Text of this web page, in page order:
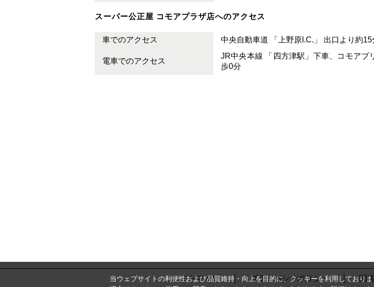
スーパー公正屋 コモアプラザ店へのアクセス
車でのアクセス 中央自動車道 「上野原I.C.」 出口より約15
電車でのアクセス
JR中央本線 「四方津駅」下車、コモアブ
歩0分
サイトマップ プライバシーポリシー 関
当ウェブサイトの利便性および品質維持・向上を目的に、クッキーを利用しており